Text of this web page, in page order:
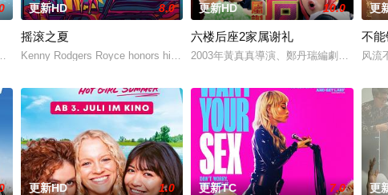
如今陷入财务困境，她答应为挚友雅斯敏牵线搭桥，为她安排相亲。原来，雅斯
更新HD 8.0
摇滚之夏
Kenny Rodgers Royce honors his late mother's legacy by following Dead
更新HD 10.0
六楼后座2家属谢礼
2003年黃真真導演、鄭丹瑞編劇的喜劇《
更
不能
风流
更新HD 1.0 更新TC 7.0 更